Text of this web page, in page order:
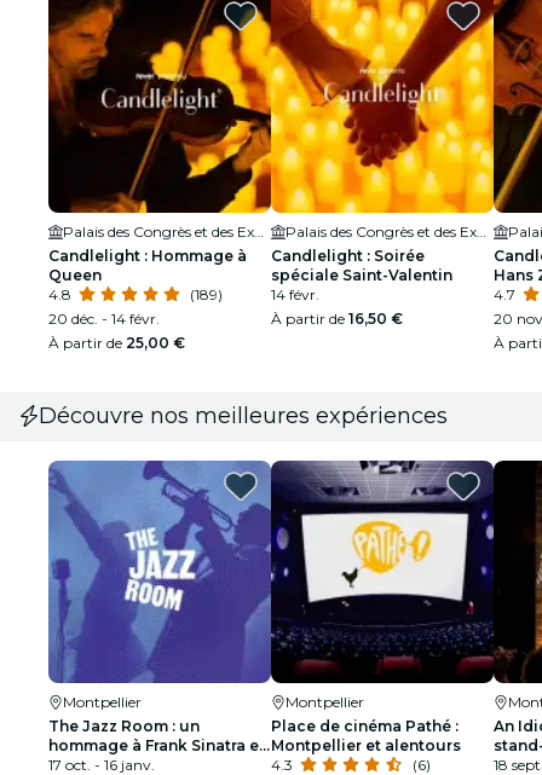
Candlelight : Hommage à
Queen
4.8
(189)
20 déc. - 14 févr.
À partir de 25,00 €
Candlelight : Soirée
spéciale Saint-Valentin
14 févr.
À partir de 16,50 €
Hans
4.7
20
À
Découvre nos meilleures expériences
Montpellier
The Jazz Room : un
hommage à Frank Sinatra et
à Louis Armstrong
17 oct. - 16 janv.
Montpellier
Place de cinéma Pathé :
Montpellier et alentours
4.3
(6)
An
18